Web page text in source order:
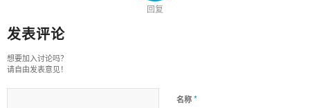
回复
发表评论
想要加入讨论吗？
请自由发表意见！
名称 *